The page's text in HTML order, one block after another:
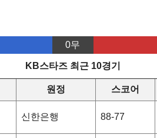
0무
KB스타즈 최근 10경기
원정 스코어
신한은행 88-77